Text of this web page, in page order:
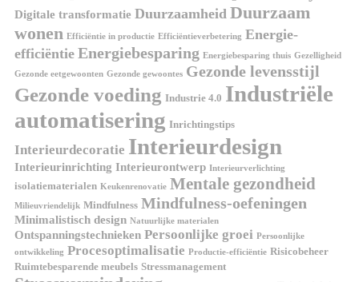
Digitale transformatie Duurzaamheid Duurzaam
wonen Efficiëntie in productie Efficiëntieverbetering Energie-
efficiëntie Energiebesparing Energiebesparing thuis Gezelligheid
Gezonde eetgewoonten Gezonde gewoontes Gezonde levensstijl
Gezonde voeding Industrie 4.0 Industriële
automatisering Inrichtingstips
Interieurdecoratie Interieurdesign
Interieurinrichting Interieurontwerp Interieurverlichting
isolatiematerialen Keukenrenovatie Mentale gezondheid
Milieuvriendelijk Mindfulness Mindfulness-oefeningen
Minimalistisch design Natuurlijke materialen
Ontspanningstechnieken Persoonlijke groei Persoonlijke
ontwikkeling Procesoptimalisatie Productie-efficiëntie Risicobeheer
Ruimtebesparende meubels Stressmanagement